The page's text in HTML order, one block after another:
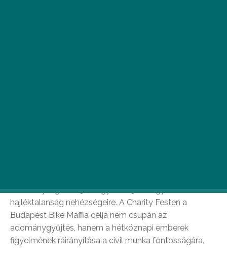
Tevékenységük célja, hogy felhívják a figyelmet a
hajléktalanság nehézségeire. A Charity Festen a
Budapest Bike Maffia célja nem csupán az
adománygyűjtés, hanem a hétköznapi emberek
figyelmének ráirányítása a civil munka fontosságára.